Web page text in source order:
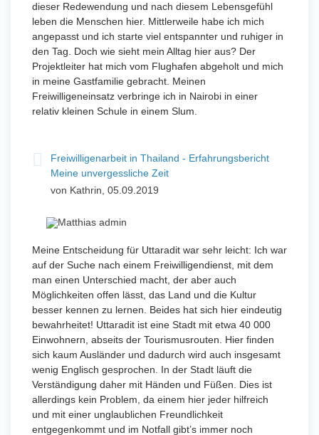
dieser Redewendung und nach diesem Lebensgefühl
leben die Menschen hier. Mittlerweile habe ich mich
angepasst und ich starte viel entspannter und ruhiger in
den Tag. Doch wie sieht mein Alltag hier aus? Der
Projektleiter hat mich vom Flughafen abgeholt und mich
in meine Gastfamilie gebracht. Meinen
Freiwilligeneinsatz verbringe ich in Nairobi in einer
relativ kleinen Schule in einem Slum.
Freiwilligenarbeit in Thailand - Erfahrungsbericht
Meine unvergessliche Zeit
von Kathrin, 05.09.2019
Meine Entscheidung für Uttaradit war sehr leicht: Ich war
auf der Suche nach einem Freiwilligendienst, mit dem
man einen Unterschied macht, der aber auch
Möglichkeiten offen lässt, das Land und die Kultur
besser kennen zu lernen. Beides hat sich hier eindeutig
bewahrheitet! Uttaradit ist eine Stadt mit etwa 40 000
Einwohnern, abseits der Tourismusrouten. Hier finden
sich kaum Ausländer und dadurch wird auch insgesamt
wenig Englisch gesprochen. In der Stadt läuft die
Verständigung daher mit Händen und Füßen. Dies ist
allerdings kein Problem, da einem hier jeder hilfreich
und mit einer unglaublichen Freundlichkeit
entgegenkommt und im Notfall gibt’s immer noch